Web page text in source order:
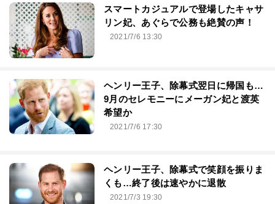
スマートカジュアルで登場したキャサ
リン妃、あぐらで公務も絶賛の声！
2021/7/6 13:30
ヘンリー王子、除幕式翌日に帰国も…
9月のセレモニーにメーガン妃と渡英
希望か
2021/7/6 17:30
ヘンリー王子、除幕式で笑顔を振りま
くも…終了後は速やかに退散
2021/7/3 19:30